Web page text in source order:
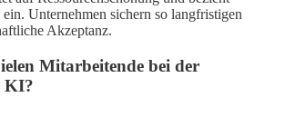
ein. Unternehmen sichern so langfristigen
Akzeptanz.
Mitarbeitende bei der
KI?